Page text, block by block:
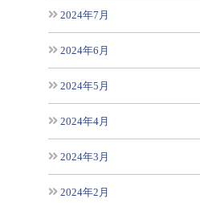
2024年7月
2024年6月
2024年5月
2024年4月
2024年3月
2024年2月